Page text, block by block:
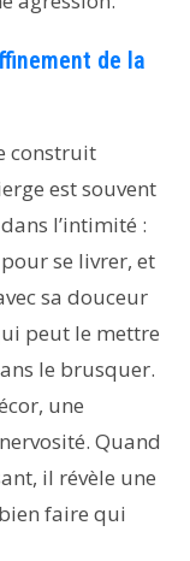
de la
construit
est souvent
l’intimité :
se livrer, et
sa douceur
peut le mettre
le brusquer.
une
Quand
il révèle une
faire qui